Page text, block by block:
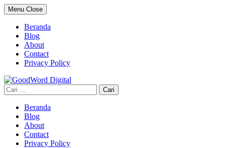
Skip
to
content
Menu Close
Beranda
Blog
About
Contact
Privacy Policy
Cari
untuk:
Beranda
Blog
About
Contact
Privacy Policy